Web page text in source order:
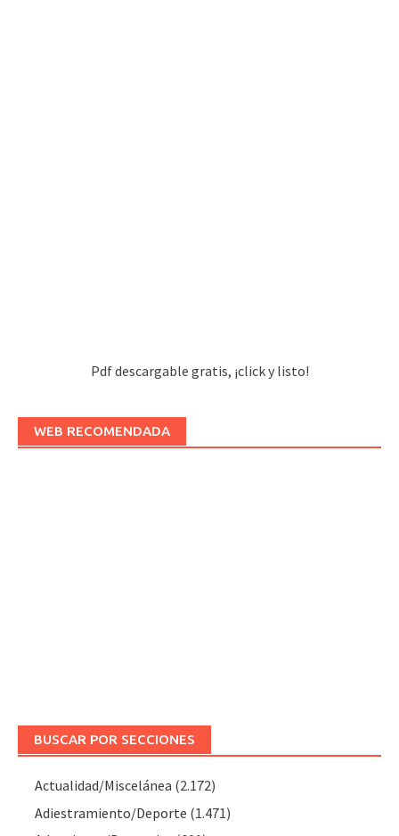
Pdf descargable gratis, ¡click y listo!
WEB RECOMENDADA
BUSCAR POR SECCIONES
Actualidad/Miscelánea (2.172)
Adiestramiento/Deporte (1.471)